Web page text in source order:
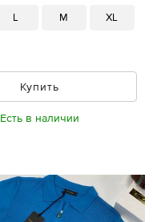
L M XL
Купить
Есть в наличии